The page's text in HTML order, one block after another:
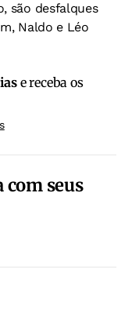
são desfalques
Naldo e Léo
e receba os
seus